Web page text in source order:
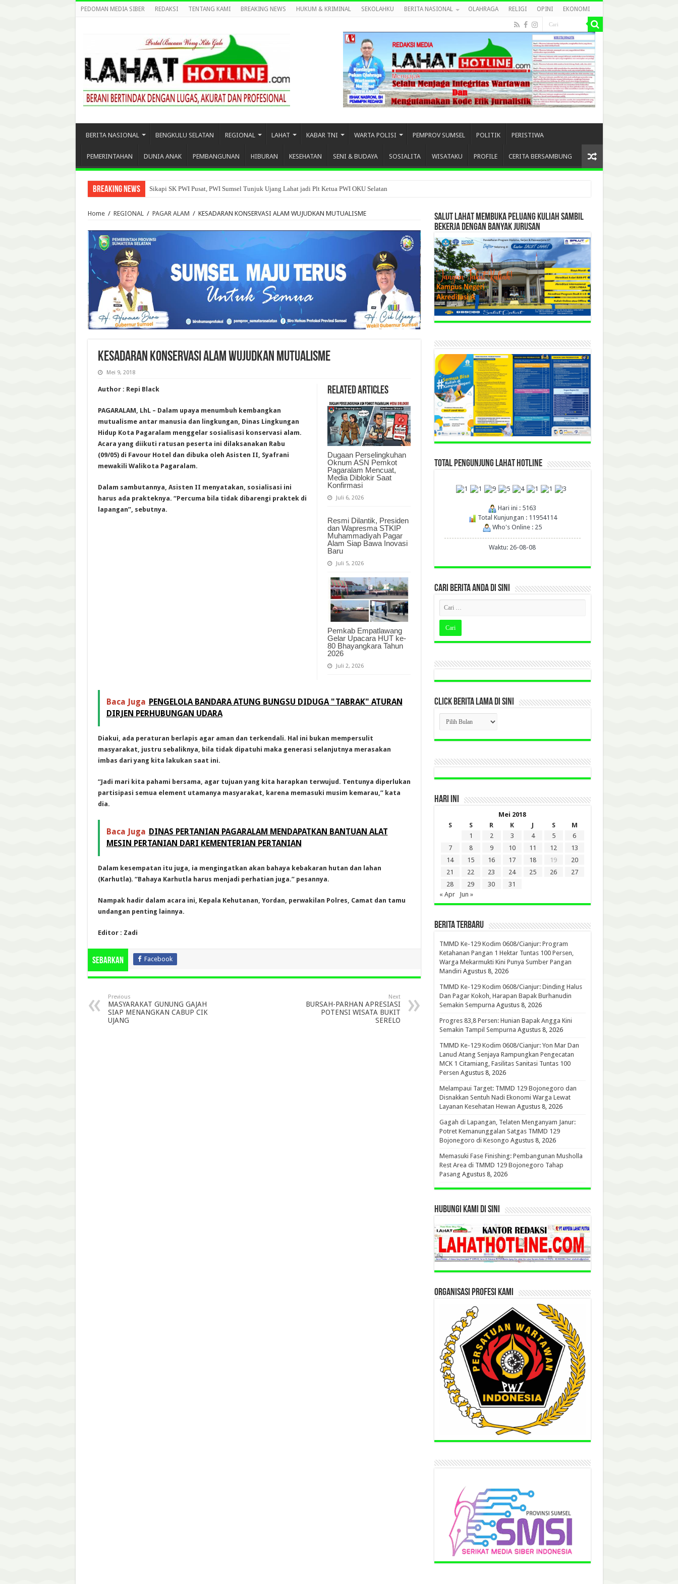
PEDOMAN MEDIA SIBER REDAKSI TENTANG KAMI BREAKING NEWS HUKUM & KRIMINAL SEKOLAHKU BERITA NASIONAL OLAHRAGA RELIGI OPINI EKONOMI
BERITA NASIONAL BENGKULU SELATAN REGIONAL LAHAT KABAR TNI WARTA POLISI PEMPROV SUMSEL POLITIK PERISTIWA
PEMERINTAHAN DUNIA ANAK PEMBANGUNAN HIBURAN KESEHATAN SENI & BUDAYA SOSIALITA WISATAKU PROFILE CERITA BERSAMBUNG
Breaking News Sikapi SK PWI Pusat, PWI Sumsel Tunjuk Ujang Lahat jadi Plt Ketua PWI OKU Selatan
Home / REGIONAL / PAGAR ALAM / KESADARAN KONSERVASI ALAM WUJUDKAN MUTUALISME
KESADARAN KONSERVASI ALAM WUJUDKAN MUTUALISME
Mei 9, 2018
Related Articles
Dugaan Perselingkuhan
Oknum ASN Pemkot
Pagaralam Mencuat,
Media Diblokir Saat
Konfirmasi
Juli 6, 2026
Resmi Dilantik, Presiden
dan Wapresma STKIP
Muhammadiyah Pagar
Alam Siap Bawa Inovasi
Baru
Juli 5, 2026
Pemkab Empatlawang
Gelar Upacara HUT ke-
80 Bhayangkara Tahun
2026
Juli 2, 2026
Author : Repi Black
PAGARALAM, LhL – Dalam upaya menumbuh kembangkan
mutualisme antar manusia dan lingkungan, Dinas Lingkungan
Hidup Kota Pagaralam menggelar sosialisasi konservasi alam.
Acara yang diikuti ratusan peserta ini dilaksanakan Rabu
(09/05) di Favour Hotel dan dibuka oleh Asisten II, Syafrani
mewakili Walikota Pagaralam.
Dalam sambutannya, Asisten II menyatakan, sosialisasi ini
harus ada prakteknya. “Percuma bila tidak dibarengi praktek di
lapangan”, sebutnya.
Baca Juga PENGELOLA BANDARA ATUNG BUNGSU DIDUGA "TABRAK" ATURAN
DIRJEN PERHUBUNGAN UDARA
Diakui , ada peraturan berlapis agar aman dan terkendali. Hal ini bukan mempersulit
masyarakat, justru sebaliknya, bila tidak dipatuhi maka generasi selanjutnya merasakan
imbas dari yang kita lakukan saat ini.
“Jadi mari kita pahami bersama, agar tujuan yang kita harapkan terwujud. Tentunya diperlukan
partisipasi semua element utamanya masyarakat, karena memasuki musim kemarau,” kata
dia.
Baca Juga DINAS PERTANIAN PAGARALAM MENDAPATKAN BANTUAN ALAT
MESIN PERTANIAN DARI KEMENTERIAN PERTANIAN
Dalam kesempatan itu juga, ia mengingatkan akan bahaya kebakaran hutan dan lahan
(Karhutla). “Bahaya Karhutla harus menjadi perhatian juga.” pesannya.
Nampak hadir dalam acara ini, Kepala Kehutanan, Yordan, perwakilan Polres, Camat dan tamu
undangan penting lainnya.
Editor : Zadi
Sebarkan Facebook
Previous
MASYARAKAT GUNUNG GAJAH
SIAP MENANGKAN CABUP CIK
UJANG
Next
BURSAH-PARHAN APRESIASI
POTENSI WISATA BUKIT
SERELO
SALUT LAHAT MEMBUKA PELUANG KULIAH SAMBIL
BEKERJA DENGAN BANYAK JURUSAN
TOTAL PENGUNJUNG LAHAT HOTLINE
Hari ini : 5163
Total Kunjungan : 11954114
Who's Online : 25
Waktu: 26-08-08
CARI BERITA ANDA DI SINI
CLICK BERITA LAMA DI SINI
CLICK
BERITA
LAMA
DI
HARI INI
Mei 2018
S
S R K J S
M
1
2 3 4 5
6
7
8 9 10 11 12
13
14
15 16 17 18 19
20
21
22 23 24 25 26
27
28
29 30
31
« Apr
Jun »
BERITA TERBARU
TMMD Ke-129 Kodim 0608/Cianjur: Program
Ketahanan Pangan 1 Hektar Tuntas 100 Persen,
Warga Mekarmukti Kini Punya Sumber Pangan
Mandiri Agustus 8, 2026
TMMD Ke-129 Kodim 0608/Cianjur: Dinding Halus
Dan Pagar Kokoh, Harapan Bapak Burhanudin
Semakin Sempurna Agustus 8, 2026
Progres 83,8 Persen: Hunian Bapak Angga Kini
Semakin Tampil Sempurna Agustus 8, 2026
TMMD Ke-129 Kodim 0608/Cianjur: Yon Mar Dan
Lanud Atang Senjaya Rampungkan Pengecatan
MCK 1 Citamiang, Fasilitas Sanitasi Tuntas 100
Persen Agustus 8, 2026
Melampaui Target: TMMD 129 Bojonegoro dan
Disnakkan Sentuh Nadi Ekonomi Warga Lewat
Layanan Kesehatan Hewan Agustus 8, 2026
Gagah di Lapangan, Telaten Menganyam Janur:
Potret Kemanunggalan Satgas TMMD 129
Bojonegoro di Kesongo Agustus 8, 2026
Memasuki Fase Finishing: Pembangunan Musholla
Rest Area di TMMD 129 Bojonegoro Tahap
Pasang Agustus 8, 2026
HUBUNGI KAMI DI SINI
ORGANISASI PROFESI KAMI